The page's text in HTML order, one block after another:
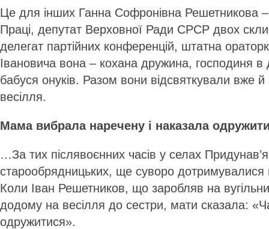
Це для інших Ганна Софронівна Решетникова –
Праці, депутат Верховної Ради СРСР двох
делегат партійних конференцій, штатна
Івановича вона – кохана дружина, господиня в
бабуся онуків. Разом вони відсвяткували вже й
весілля.
Мама вибрала наречену і наказала
…За тих післявоєнних часів у селах
старообрядницьких, ще суворо дотримувалися
Коли Іван Решетников, що заробляв на
додому на весілля до сестри, мати сказала:
одружитися».